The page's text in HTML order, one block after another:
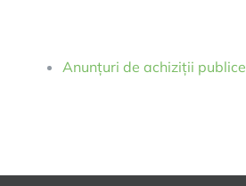
Anunțuri de achiziții publice